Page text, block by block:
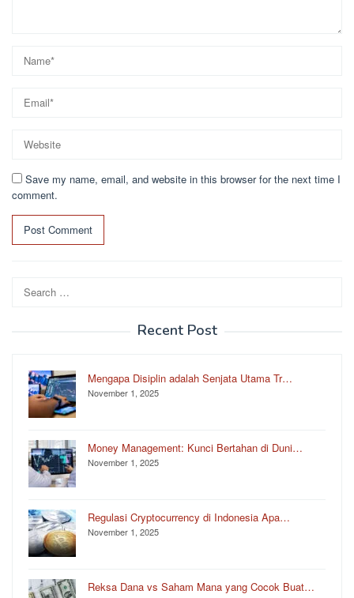
Save my name, email, and website in this browser for the next time I
comment.
Search
for:
Recent Post
Mengapa Disiplin adalah Senjata Utama Tr…
November 1, 2025
Money Management: Kunci Bertahan di Duni…
November 1, 2025
Regulasi Cryptocurrency di Indonesia Apa…
November 1, 2025
Reksa Dana vs Saham Mana yang Cocok Buat…